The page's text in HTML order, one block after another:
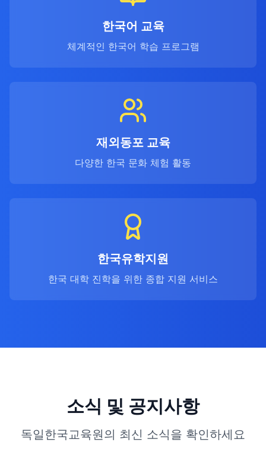
한국어 교육
체계적인 한국어 학습 프로그램
재외동포 교육
다양한 한국 문화 체험 활동
한국유학지원
한국 대학 진학을 위한 종합 지원 서비스
소식 및 공지사항
독일한국교육원의 최신 소식을 확인하세요